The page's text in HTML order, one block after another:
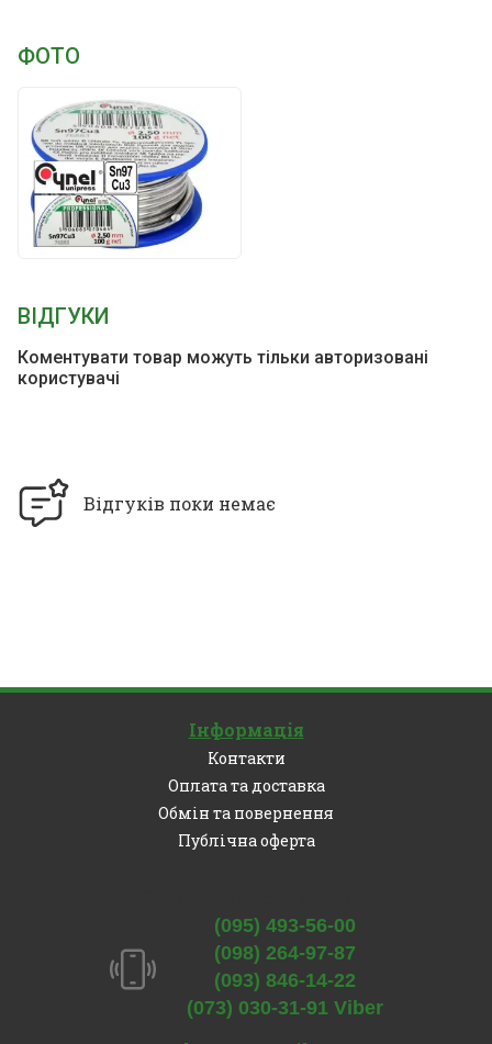
ФОТО
ВІДГУКИ
Коментувати товар можуть тільки авторизовані
користувачі
Відгуків поки немає
Інформація
Контакти
Оплата та доставка
Обмін та повернення
Публічна оферта
(095) 493-56-00
(098) 264-97-87
(093) 846-14-22
(073) 030-31-91 Viber